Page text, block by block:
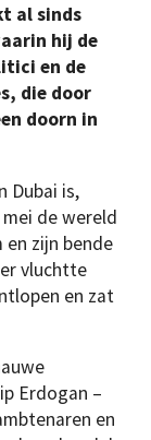
al sinds
hij de
en de
die door
doorn in
Dubai is,
de wereld
zijn bende
vluchtte
en zat
Erdogan –
en